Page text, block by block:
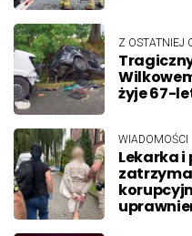
Z OSTATNIEJ
żyje 67-
WIADOMOŚCI
Lekarka